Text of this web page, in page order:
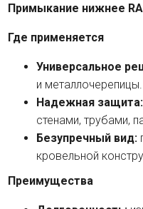
Примыкание нижнее
Где применяется
Универсальное
и металлочерепицы.
Надежная защита:
стенами, трубами,
Безупречный вид:
кровельной
Преимущества